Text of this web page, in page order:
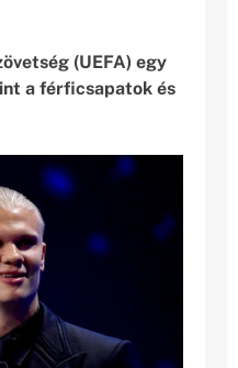
(UEFA) egy
a férficsapatok és